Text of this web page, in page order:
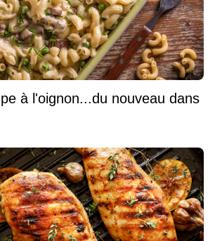
à l'oignon...du nouveau dans